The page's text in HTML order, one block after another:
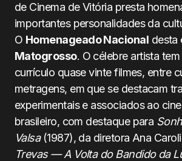
de Cinema de Vitória presta
importantes personalidades da
O Homenageado Nacional desta
Matogrosso. O célebre artista tem
currículo quase vinte filmes, entre
metragens, em que se destacam
experimentais e associados ao
brasileiro, com destaque para
Valsa(1987), da diretora Ana
Trevas — A Volta do Bandido da